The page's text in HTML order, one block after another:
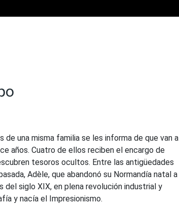
de una misma familia se les informa de que van a
años. Cuatro de ellos reciben el encargo de
tesoros ocultos. Entre las antigüedades
Adèle, que abandonó su Normandía natal a
del siglo XIX, en plena revolución industrial y
y nacía el Impresionismo.